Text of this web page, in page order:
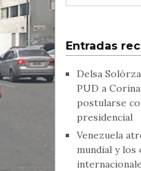
Entradas
Delsa
PUD a
postularse
presidencial
Venezuela
mundial y los